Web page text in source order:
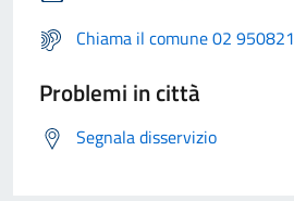
Chiama il comune 02 950821
Problemi in città
Segnala disservizio